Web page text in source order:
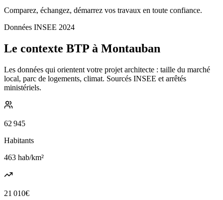
Comparez, échangez, démarrez vos travaux en toute confiance.
Données INSEE 2024
Le contexte BTP à Montauban
Les données qui orientent votre projet architecte : taille du marché
local, parc de logements, climat. Sourcés INSEE et arrêtés
ministériels.
62 945
Habitants
463 hab/km²
21 010€